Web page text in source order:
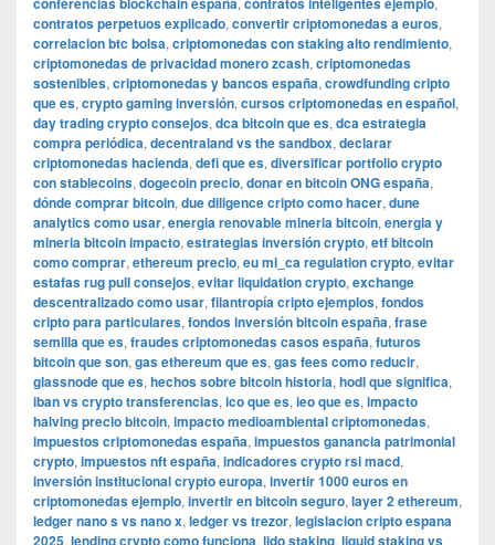
contratos perpetuos explicado, convertir criptomonedas a euros,
correlacion btc bolsa, criptomonedas con staking alto rendimiento,
criptomonedas de privacidad monero zcash, criptomonedas
sostenibles, criptomonedas y bancos españa, crowdfunding cripto
que es, crypto gaming inversión, cursos criptomonedas en español,
day trading crypto consejos, dca bitcoin que es, dca estrategia
compra periódica, decentraland vs the sandbox, declarar
criptomonedas hacienda, defi que es, diversificar portfolio crypto
con stablecoins, dogecoin precio, donar en bitcoin ONG españa,
dónde comprar bitcoin, due diligence cripto como hacer, dune
analytics como usar, energia renovable mineria bitcoin, energia y
mineria bitcoin impacto, estrategias inversión crypto, etf bitcoin
como comprar, ethereum precio, eu mi_ca regulation crypto, evitar
estafas rug pull consejos, evitar liquidation crypto, exchange
descentralizado como usar, filantropía cripto ejemplos, fondos
cripto para particulares, fondos inversión bitcoin españa, frase
semilla que es, fraudes criptomonedas casos españa, futuros
bitcoin que son, gas ethereum que es, gas fees como reducir,
glassnode que es, hechos sobre bitcoin historia, hodl que significa,
iban vs crypto transferencias, ico que es, ieo que es, impacto
halving precio bitcoin, impacto medioambiental criptomonedas,
impuestos criptomonedas españa, impuestos ganancia patrimonial
crypto, impuestos nft españa, indicadores crypto rsi macd,
inversión institucional crypto europa, invertir 1000 euros en
criptomonedas ejemplo, invertir en bitcoin seguro, layer 2 ethereum,
ledger nano s vs nano x, ledger vs trezor, legislacion cripto espana
2025, lending crypto como funciona, lido staking, liquid staking vs